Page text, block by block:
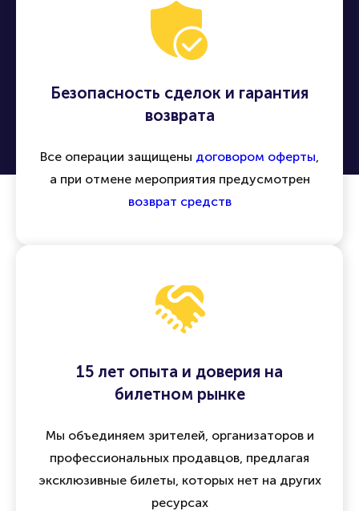
Безопасность сделок и гарантия
возврата
Все операции защищены договором оферты,
а при отмене мероприятия предусмотрен
возврат средств
15 лет опыта и доверия на
билетном рынке
Мы объединяем зрителей, организаторов и
профессиональных продавцов, предлагая
эксклюзивные билеты, которых нет на других
ресурсах